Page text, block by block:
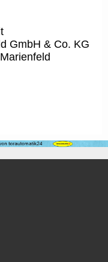
GmbH & Co. KG